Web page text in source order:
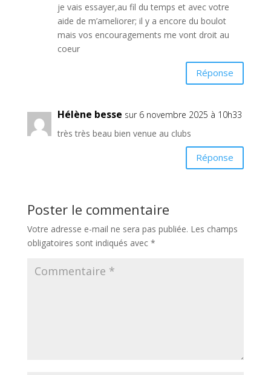
je vais essayer,au fil du temps et avec votre
aide de m’ameliorer; il y a encore du boulot
mais vos encouragements me vont droit au
coeur
Réponse
Hélène besse sur 6 novembre 2025 à 10h33
très très beau bien venue au clubs
Réponse
Poster le commentaire
Votre adresse e-mail ne sera pas publiée. Les champs
obligatoires sont indiqués avec *